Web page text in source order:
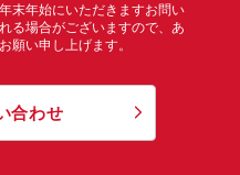
末年始にいただきますお問い
る場合がございますので、あ
願い申し上げます。
合わせ